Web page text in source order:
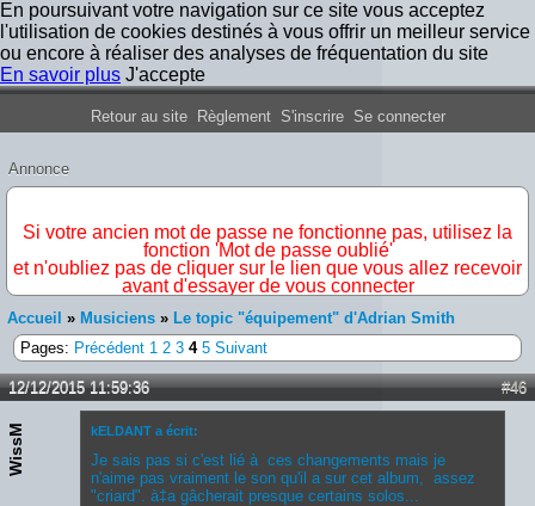
En poursuivant votre navigation sur ce site vous acceptez
l'utilisation de cookies destinés à vous offrir un meilleur service
ou encore à réaliser des analyses de fréquentation du site
En savoir plus J'accepte
Forum Iron Maiden France
Retour au site Règlement S'inscrire Se connecter
Annonce
Si votre ancien mot de passe ne fonctionne pas, utilisez la
fonction 'Mot de passe oublié'
et n'oubliez pas de cliquer sur le lien que vous allez recevoir
avant d'essayer de vous connecter
Accueil » Musiciens » Le topic "équipement" d'Adrian Smith
Pages: Précédent 1 2 3 4 5 Suivant
#46
12/12/2015 11:59:36
WissM kELDANT a écrit:
Je sais pas si c'est lié à ces changements mais je
n'aime pas vraiment le son qu'il a sur cet album, assez
"criard". à‡a gâcherait presque certains solos...